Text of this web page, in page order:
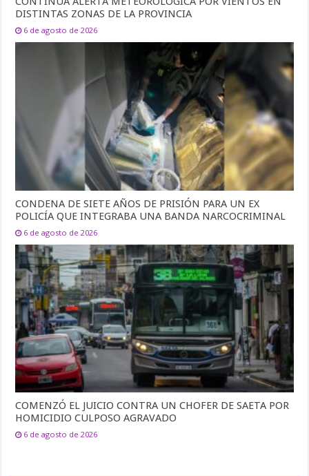
DISTINTAS ZONAS DE LA PROVINCIA
6 de agosto de 2026
CONDENA DE SIETE AÑOS DE PRISIÓN PARA UN EX
POLICÍA QUE INTEGRABA UNA BANDA NARCOCRIMINAL
6 de agosto de 2026
COMENZÓ EL JUICIO CONTRA UN CHOFER DE SAETA POR
HOMICIDIO CULPOSO AGRAVADO
6 de agosto de 2026